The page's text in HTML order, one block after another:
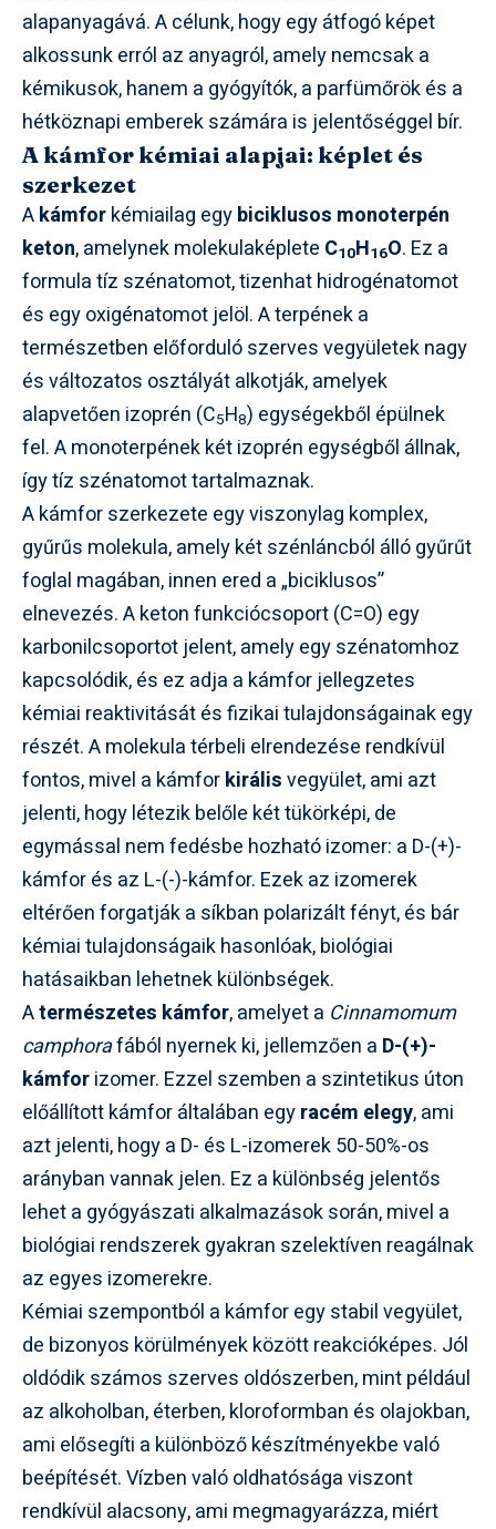
alapanyagává. A célunk, hogy egy átfogó képet
alkossunk erról az anyagról, amely nemcsak a
kémikusok, hanem a gyógyítók, a parfümőrök és a
hétköznapi emberek számára is jelentőséggel bír.
A kámfor kémiai alapjai: képlet és
szerkezet
Akámforkémiailag egybiciklusos monoterpén
keton, amelynek molekulaképlete C10H16O. Ez a
formula tíz szénatomot, tizenhat hidrogénatomot
és egy oxigénatomot jelöl. A terpének a
természetben előforduló szerves vegyületek nagy
és változatos osztályát alkotják, amelyek
alapvetően izoprén (C5H8) egységekből épülnek
fel. A monoterpének két izoprén egységből állnak,
így tíz szénatomot tartalmaznak.
A kámfor szerkezete egy viszonylag komplex,
gyűrűs molekula, amely két szénláncból álló gyűrűt
foglal magában, innen ered a „biciklusos”
elnevezés. A keton funkciócsoport (C=O) egy
karbonilcsoportot jelent, amely egy szénatomhoz
kapcsolódik, és ez adja a kámfor jellegzetes
kémiai reaktivitását és fizikai tulajdonságainak egy
részét. A molekula térbeli elrendezése rendkívül
fontos, mivel a kámforkirálisvegyület, ami azt
jelenti, hogy létezik belőle két tükörképi, de
egymással nem fedésbe hozható izomer: a D-(+)-
kámfor és az L-(-)-kámfor. Ezek az izomerek
eltérően forgatják a síkban polarizált fényt, és bár
kémiai tulajdonságaik hasonlóak, biológiai
hatásaikban lehetnek különbségek.
Atermészetes kámfor, amelyet a Cinnamomum
camphorafából nyernek ki, jellemzően a D-(+)-
kámforizomer. Ezzel szemben a szintetikus úton
előállított kámfor általában egyracém elegy, ami
azt jelenti, hogy a D- és L-izomerek 50-50%-os
arányban vannak jelen. Ez a különbség jelentős
lehet a gyógyászati alkalmazások során, mivel a
biológiai rendszerek gyakran szelektíven reagálnak
az egyes izomerekre.
Kémiai szempontból a kámfor egy stabil vegyület,
de bizonyos körülmények között reakcióképes. Jól
oldódik számos szerves oldószerben, mint például
az alkoholban, éterben, kloroformban és olajokban,
ami elősegíti a különböző készítményekbe való
beépítését. Vízben való oldhatósága viszont
rendkívül alacsony, ami megmagyarázza, miért